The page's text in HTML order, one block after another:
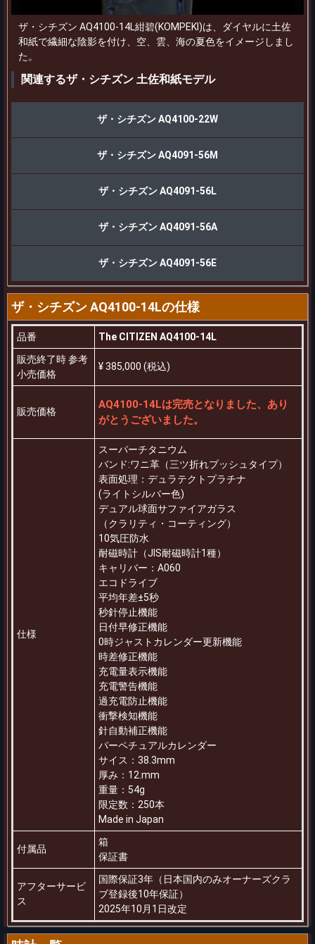
ザ・シチズン AQ4100-14L紺碧(KOMPEKI)は、ダイヤルに土佐
和紙で繊細な陰影を付け、空、雲、海の夏色をイメージしまし
た。
関連するザ・シチズン 土佐和紙モデル
ザ・シチズン AQ4100-22W
ザ・シチズン AQ4091-56M
ザ・シチズン AQ4091-56L
ザ・シチズン AQ4091-56A
ザ・シチズン AQ4091-56E
ザ・シチズン AQ4100-14Lの仕様
品番
The CITIZEN AQ4100-14L
販売終了時 参考
小売価格
¥ 385,000 (税込)
販売価格
AQ4100-14Lは完売となりました、あり
がとうございました。
仕様
スーパーチタニウム
バンド:ワニ革（三ツ折れプッシュタイプ）
表面処理：デュラテクトプラチナ
(ライトシルバー色)
デュアル球面サファイアガラス
（クラリティ・コーティング）
10気圧防水
耐磁時計（JIS耐磁時計1種）
キャリバー：A060
エコドライブ
平均年差±5秒
秒針停止機能
日付早修正機能
0時ジャストカレンダー更新機能
時差修正機能
充電量表示機能
充電警告機能
過充電防止機能
衝撃検知機能
針自動補正機能
パーペチュアルカレンダー
サイス：38.3mm
厚み：12.mm
重量：54g
限定数：250本
Made in Japan
付属品
箱
保証書
アフターサービ
ス
国際保証3年（日本国内のみオーナーズクラ
ブ登録後10年保証）
2025年10月1日改定